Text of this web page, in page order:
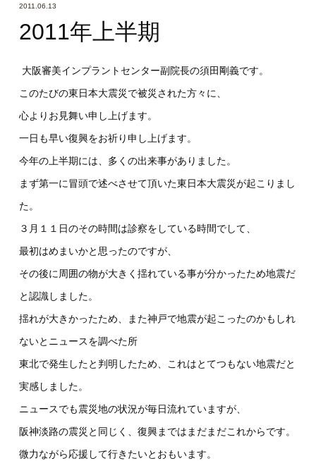
2011.06.13
2011年上半期
大阪審美インプラントセンター副院長の須田剛義です。
このたびの東日本大震災で被災された方々に、
心よりお見舞い申し上げます。
一日も早い復興をお祈り申し上げます。
今年の上半期には、多くの出来事がありました。
まず第一に冒頭で述べさせて頂いた東日本大震災が起こりまし
た。
３月１１日のその時間は診察をしている時間でして、
最初はめまいかと思ったのですが、
その後に周囲の物が大きく揺れている事が分かったため地震だ
と認識しました。
揺れが大きかったため、また神戸で地震が起こったのかもしれ
ないとニュースを調べた所
東北で発生したと判明したため、これはとてつもない地震だと
実感しました。
ニュースでも震災地の状況が毎日流れていますが、
阪神淡路の震災と同じく、復興まではまだまだこれからです。
微力ながら応援して行きたいとおもいます。